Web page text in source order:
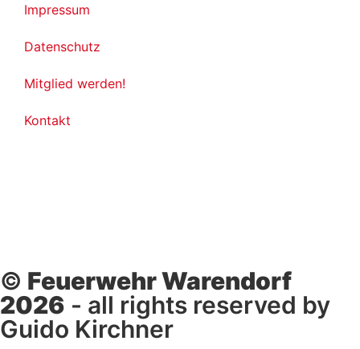
Impressum
Datenschutz
Mitglied werden!
Kontakt
© Feuerwehr Warendorf
2026 - all rights reserved by
Guido Kirchner